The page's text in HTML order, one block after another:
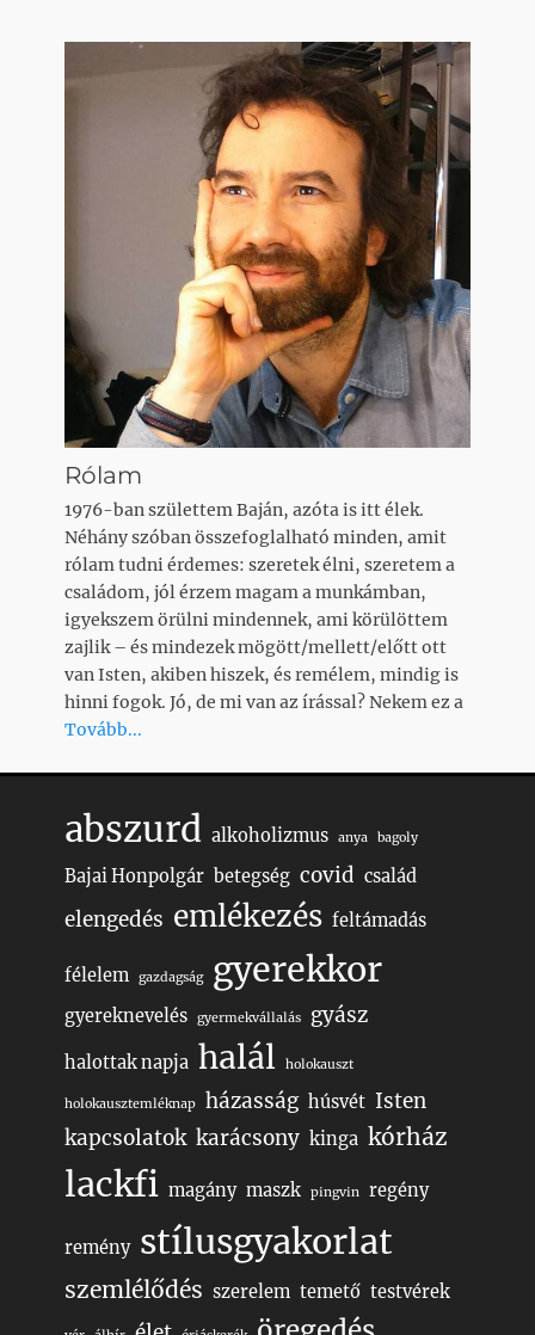
Rólam
1976-ban születtem Baján, azóta is itt élek.
Néhány szóban összefoglalható minden, amit
rólam tudni érdemes: szeretek élni, szeretem a
családom, jól érzem magam a munkámban,
igyekszem örülni mindennek, ami körülöttem
zajlik – és mindezek mögött/mellett/előtt ott
van Isten, akiben hiszek, és remélem, mindig is
hinni fogok. Jó, de mi van az írással? Nekem ez a
Tovább...
abszurd alkoholizmus anya bagoly
Bajai Honpolgár betegség covid család
elengedés emlékezés feltámadás
félelem gazdagság gyerekkor
gyereknevelés gyermekvállalás gyász
halottak napja halál holokauszt
holokausztemléknap házasság húsvét Isten
kapcsolatok karácsony kinga kórház
lackfi magány maszk pingvin regény
remény stílusgyakorlat
szemlélődés szerelem temető testvérek